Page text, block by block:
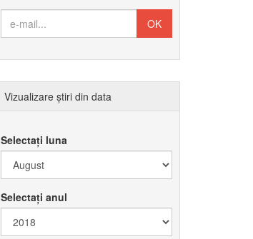
Vizualizare știri din data
Selectați luna
Selectați anul